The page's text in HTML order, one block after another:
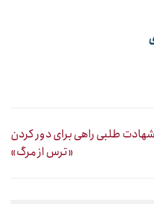
شهادت طلبی راهی برای دور کردن
«ترس از مرگ»